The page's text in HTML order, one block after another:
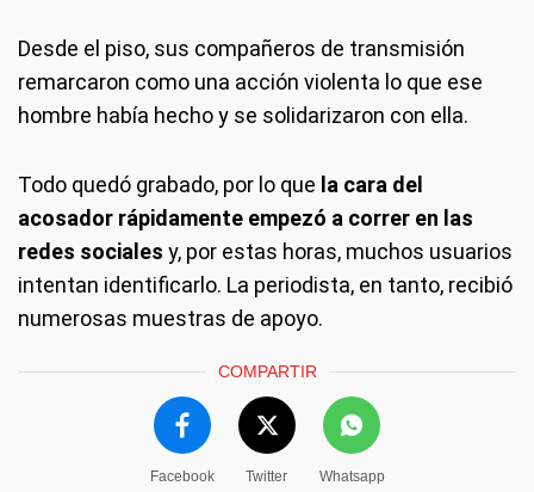
Desde el piso, sus compañeros de transmisión
remarcaron como una acción violenta lo que ese
hombre había hecho y se solidarizaron con ella.
Todo quedó grabado, por lo que la cara del
acosador rápidamente empezó a correr en las
redes sociales y, por estas horas, muchos usuarios
intentan identificarlo. La periodista, en tanto, recibió
numerosas muestras de apoyo.
COMPARTIR
Facebook Twitter Whatsapp